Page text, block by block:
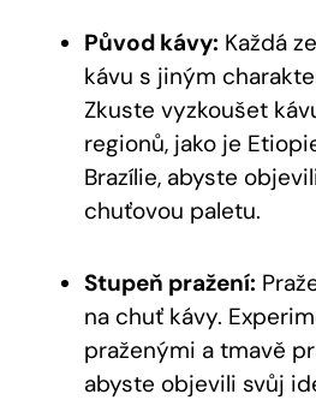
Původ kávy: Každá
kávu s jiným
Zkuste vyzkoušet
regionů, jako je
Brazílie, abyste
chuťovou paletu.
Stupeň pražení:
na chuť kávy.
praženými a tmavě
abyste objevili svůj